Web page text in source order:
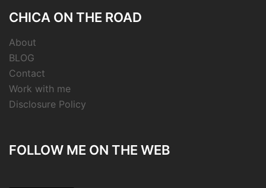
CHICA ON THE ROAD
About
BLOG
Contact
Work with me
Disclosure Policy
FOLLOW ME ON THE WEB